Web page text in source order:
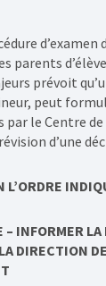
d’examen
parents
prévoit
peut
le Centre de
d’une
L’ORDRE
– INFORMER
DIRECTION DE